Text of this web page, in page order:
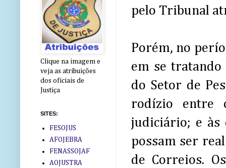
pelo Tribunal
Porém, no
em se
do Setor de
rodízio entre
judiciário; e às
possam ser
de Correios.
Clique na imagem e
veja as atribuições
dos oficiais de
Justiça
SITES:
FESOJUS
AFOJEBRA
FENASSOJAF
AOJUSTRA